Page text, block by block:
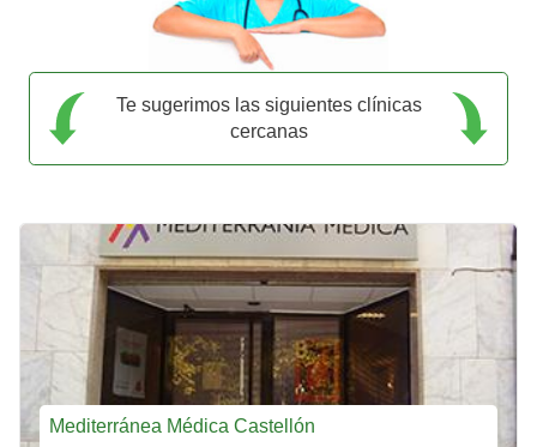
Te sugerimos las siguientes clínicas
cercanas
Mediterránea Médica Castellón